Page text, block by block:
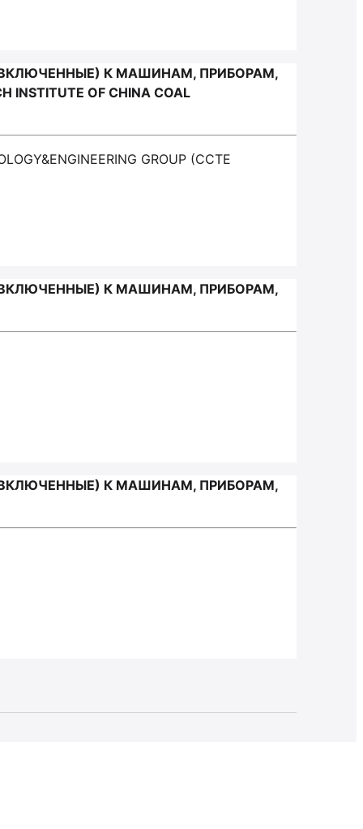
К МАШИНАМ, ПРИБОРАМ,
OF CHINA COAL
GROUP (CCTE
К МАШИНАМ, ПРИБОРАМ,
К МАШИНАМ, ПРИБОРАМ,